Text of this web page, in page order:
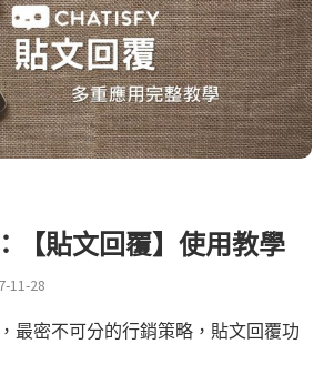
【貼文回覆】使用教學
11-28
最密不可分的行銷策略，貼文回覆功